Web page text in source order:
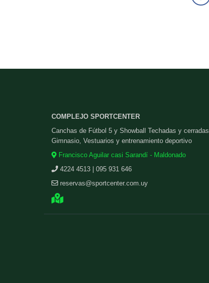
COMPLEJO SPORTCENTER
Canchas de Fútbol 5 y Showball Techadas y cerradas
Gimnasio, Vestuarios y entrenamiento deportivo
Francisco Aguilar casi Sarandí - Maldonado
4224 4513 | 095 931 646
reservas@sportcenter.com.uy